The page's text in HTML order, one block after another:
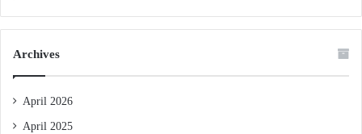
Archives
April 2026
April 2025